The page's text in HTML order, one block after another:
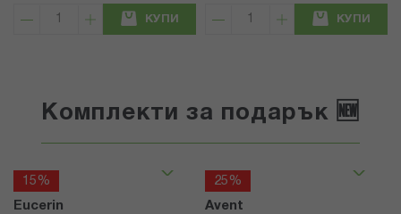
КУПИ КУПИ
Комплекти за подарък 🆕
15%
Eucerin
25%
Avent